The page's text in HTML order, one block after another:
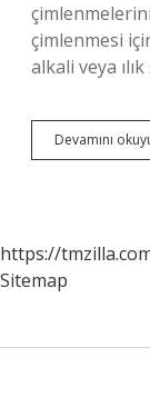
çimlenmesi
alkali veya
Devamını
https://
Sitemap